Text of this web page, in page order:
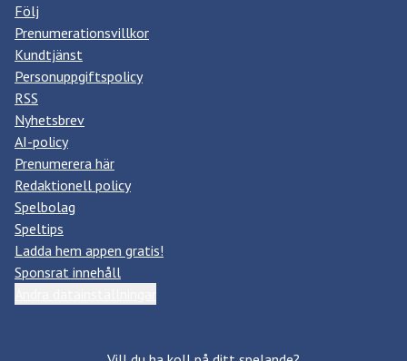
Följ
Prenumerationsvillkor
Kundtjänst
Personuppgiftspolicy
RSS
Nyhetsbrev
AI-policy
Prenumerera här
Redaktionell policy
Spelbolag
Speltips
Ladda hem appen gratis!
Sponsrat innehåll